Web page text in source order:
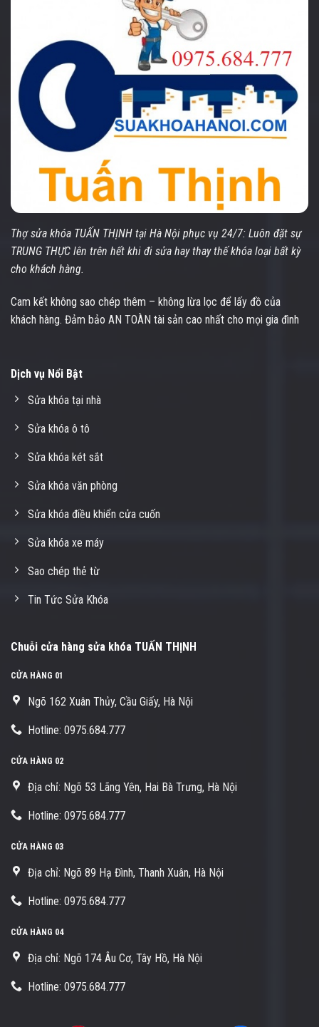
Thợ sửa khóa TUẤN THỊNH tại Hà Nội phục vụ 24/7: Luôn đặt sự
TRUNG THỰC lên trên hết khi đi sửa hay thay thế khóa loại bất kỳ
cho khách hàng.
Cam kết không sao chép thêm – không lừa lọc để lấy đồ của
khách hàng. Đảm bảo AN TOÀN tài sản cao nhất cho mọi gia đình
Dịch vụ Nổi Bật
Sửa khóa tại nhà
Sửa khóa ô tô
Sửa khóa két sắt
Sửa khóa văn phòng
Sửa khóa điều khiển cửa cuốn
Sửa khóa xe máy
Sao chép thẻ từ
Tin Tức Sửa Khóa
Chuỗi cửa hàng sửa khóa TUẤN THỊNH
CỬA HÀNG 01
Ngõ 162 Xuân Thủy, Cầu Giấy, Hà Nội
Hotline: 0975.684.777
CỬA HÀNG 02
Địa chỉ: Ngõ 53 Lãng Yên, Hai Bà Trưng, Hà Nội
Hotline: 0975.684.777
CỬA HÀNG 03
Địa chỉ: Ngõ 89 Hạ Đình, Thanh Xuân, Hà Nội
Hotline: 0975.684.777
CỬA HÀNG 04
Địa chỉ: Ngõ 174 Âu Cơ, Tây Hồ, Hà Nội
Hotline: 0975.684.777